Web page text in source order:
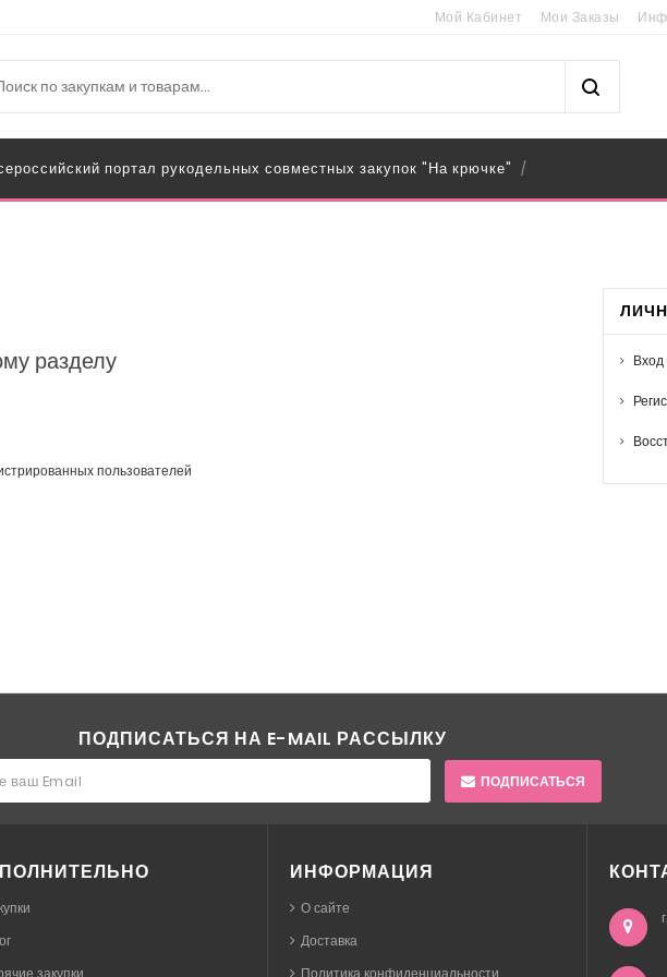
Мой Кабинет Мои Заказы
портал рукодельных совместных закупок "На крючке" /
разделу
пользователей
Вход
ПОДПИСАТЬСЯ НА E-MAIL РАССЫЛКУ
ПОДПИСАТЬСЯ
закупки
ИНФОРМАЦИЯ
О сайте
Доставка
Политика конфиденциальности